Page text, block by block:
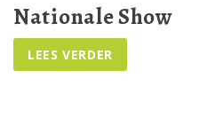
Nationale Show
.
LEES VERDER